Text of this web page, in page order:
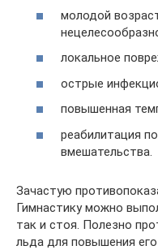
молодой
локальное
острые
повышенная
реабилитация
вмешательства.
Зачастую
Гимнастику можно
так и стоя. Полезно
льда для повышения